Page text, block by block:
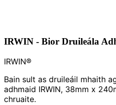
IRWIN - Bior Druileála
IRWIN®
Bain sult as druileáil mhaith
adhmaid IRWIN, 38mm x
chruaite.